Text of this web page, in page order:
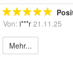
Von: i***r 21.11.25
Mehr...